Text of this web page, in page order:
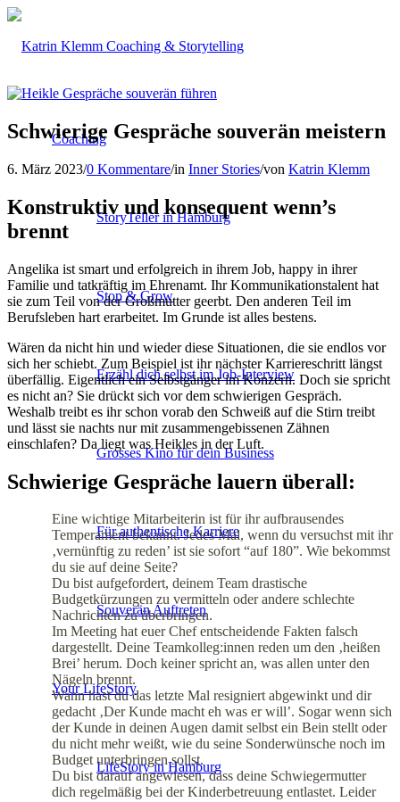
Coaching
StoryTeller in Hamburg
Stop & Grow
Erzähl dich selbst im Job-Interview
Grosses Kino für dein Business
Für authentische Karriere
Souverän Auftreten
Your LifeStory
LifeStory in Hamburg
Schwierige Gespräche souverän meistern
6. März 2023/0 Kommentare/in Inner Stories/von Katrin Klemm
Konstruktiv und konsequent wenn’s
brennt
Angelika ist smart und erfolgreich in ihrem Job, happy in ihrer
Familie und tatkräftig im Ehrenamt. Ihr Kommunikationstalent hat
sie zum Teil von der Großmutter geerbt. Den anderen Teil im
Berufsleben hart erarbeitet. Im Grunde ist alles bestens.
Wären da nicht hin und wieder diese Situationen, die sie endlos vor
sich her schiebt. Zum Beispiel ist ihr nächster Karriereschritt längst
überfällig. Eigentlich ein Selbstgänger im Konzern. Doch sie spricht
es nicht an? Sie drückt sich vor dem schwierigen Gespräch.
Weshalb treibt es ihr schon vorab den Schweiß auf die Stirn treibt
und lässt sie nachts nur mit zusammengebissenen Zähnen
einschlafen? Da liegt was Heikles in der Luft.
Schwierige Gespräche lauern überall:
Eine wichtige Mitarbeiterin ist für ihr aufbrausendes
Temperament bekannt. Jedes Mal, wenn du versuchst mit ihr
‚vernünftig zu reden’ ist sie sofort “auf 180”. Wie bekommst
du sie auf deine Seite?
Du bist aufgefordert, deinem Team drastische
Budgetkürzungen zu vermitteln oder andere schlechte
Nachrichten zu überbringen.
Im Meeting hat euer Chef entscheidende Fakten falsch
dargestellt. Deine Teamkolleg:innen reden um den ‚heißen
Brei’ herum. Doch keiner spricht an, was allen unter den
Nägeln brennt.
Wann hast du das letzte Mal resigniert abgewinkt und dir
gedacht ‚Der Kunde macht eh was er will’. Sogar wenn sich
der Kunde in deinen Augen damit selbst ein Bein stellt oder
du nicht mehr weißt, wie du seine Sonderwünsche noch im
Budget unterbringen sollst.
Du bist darauf angewiesen, dass deine Schwiegermutter
dich regelmäßig bei der Kinderbetreuung entlastet. Leider